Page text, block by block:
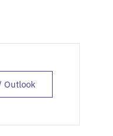
Outlook